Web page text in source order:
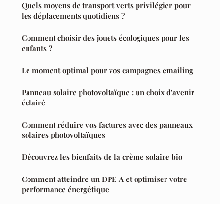
Quels moyens de transport verts privilégier pour
les déplacements quotidiens ?
Comment choisir des jouets écologiques pour les
enfants ?
Le moment optimal pour vos campagnes emailing
Panneau solaire photovoltaïque : un choix d'avenir
éclairé
Comment réduire vos factures avec des panneaux
solaires photovoltaïques
Découvrez les bienfaits de la crème solaire bio
Comment atteindre un DPE A et optimiser votre
performance énergétique